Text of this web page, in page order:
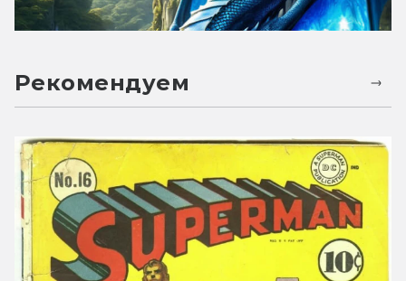
Рекомендуем